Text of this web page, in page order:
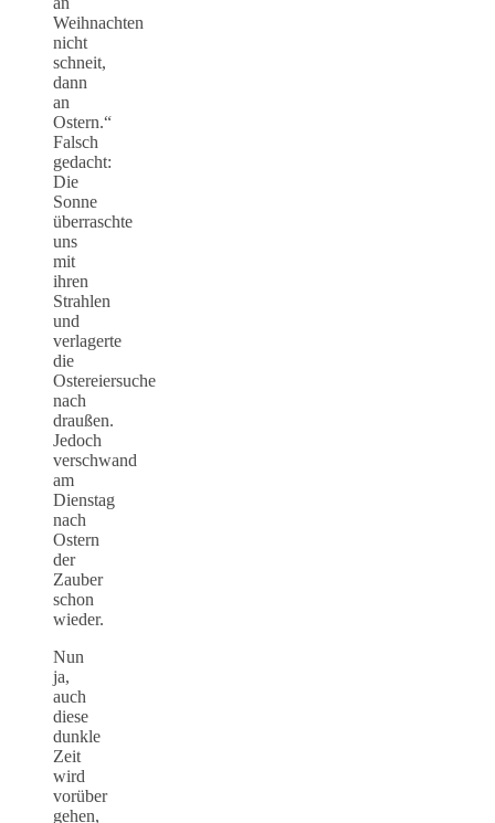
Weihnachten
nicht
schneit,
dann
an
Ostern.“
Falsch
gedacht:
Die
Sonne
überraschte
uns
mit
ihren
Strahlen
und
verlagerte
die
Ostereiersuche
nach
draußen.
Jedoch
verschwand
am
Dienstag
nach
Ostern
der
Zauber
schon
wieder.
Nun
ja,
auch
diese
dunkle
Zeit
wird
vorüber
gehen,